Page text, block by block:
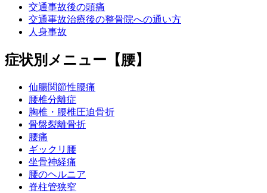
交通事故後の頭痛
交通事故治療後の整骨院への通い方
人身事故
症状別メニュー【腰】
仙腸関節性腰痛
腰椎分離症
胸椎・腰椎圧迫骨折
骨盤裂離骨折
腰痛
ギックリ腰
坐骨神経痛
腰のヘルニア
脊柱管狭窄